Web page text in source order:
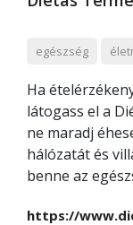
egészség
Ha
látogass el a
ne maradj
hálózatát és
benne az
https://